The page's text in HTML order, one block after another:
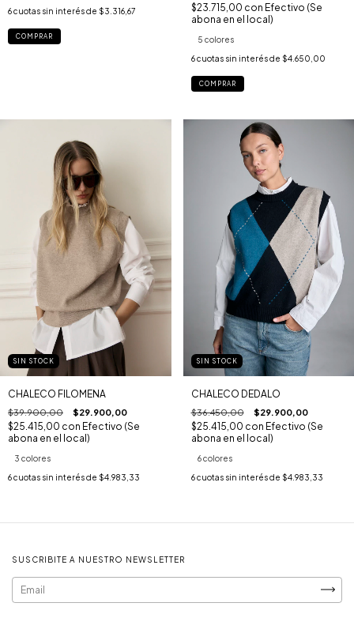
6cuotas sin interés de $3.316,67
COMPRAR
$23.715,00 con Efectivo (Se
abona en el local)
5 colores
6 cuotas sin interés de $4.650,00
COMPRAR
SIN STOCK
CHALECO FILOMENA
$39.900,00 $29.900,00
$25.415,00 con Efectivo (Se
abona en el local)
3 colores
6cuotas sin interés de $4.983,33
SIN STOCK
CHALECO DEDALO
$36.450,00 $29.900,00
$25.415,00 con Efectivo (Se
abona en el local)
6 colores
6 cuotas sin interés de $4.983,33
SUSCRIBITE A NUESTRO NEWSLETTER